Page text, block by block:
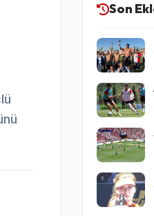
Son